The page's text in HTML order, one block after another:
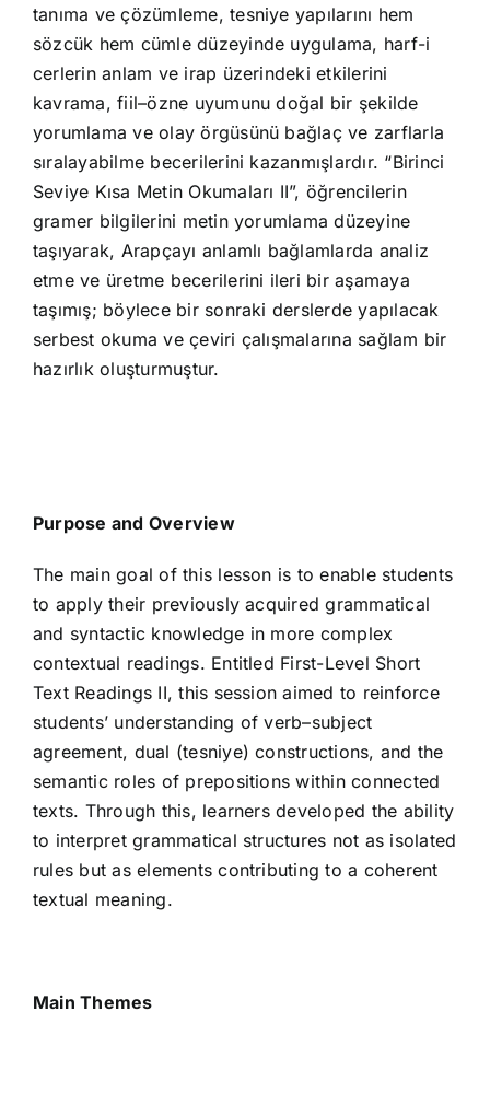
tanıma ve çözümleme, tesniye yapılarını hem
sözcük hem cümle düzeyinde uygulama, harf-i
cerlerin anlam ve irap üzerindeki etkilerini
kavrama, fiil–özne uyumunu doğal bir şekilde
yorumlama ve olay örgüsünü bağlaç ve zarflarla
sıralayabilme becerilerini kazanmışlardır. “Birinci
Seviye Kısa Metin Okumaları II”, öğrencilerin
gramer bilgilerini metin yorumlama düzeyine
taşıyarak, Arapçayı anlamlı bağlamlarda analiz
etme ve üretme becerilerini ileri bir aşamaya
taşımış; böylece bir sonraki derslerde yapılacak
serbest okuma ve çeviri çalışmalarına sağlam bir
hazırlık oluşturmuştur.
Purpose and Overview
The main goal of this lesson is to enable students
to apply their previously acquired grammatical
and syntactic knowledge in more complex
contextual readings. Entitled First-Level Short
Text Readings II, this session aimed to reinforce
students’ understanding of verb–subject
agreement, dual (tesniye) constructions, and the
semantic roles of prepositions within connected
texts. Through this, learners developed the ability
to interpret grammatical structures not as isolated
rules but as elements contributing to a coherent
textual meaning.
Main Themes